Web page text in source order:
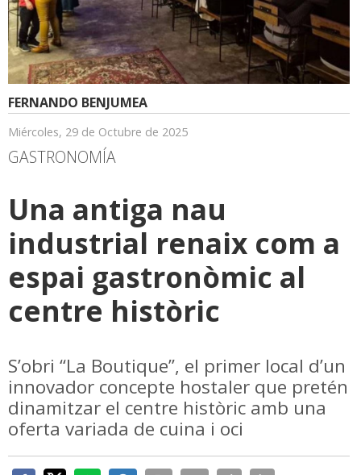
FERNANDO BENJUMEA
Miércoles, 29 de Octubre de 2025
GASTRONOMÍA
Una antiga nau
industrial renaix com a
espai gastronòmic al
centre històric
S’obri “La Boutique”, el primer local d’un
innovador concepte hostaler que pretén
dinamitzar el centre històric amb una
oferta variada de cuina i oci